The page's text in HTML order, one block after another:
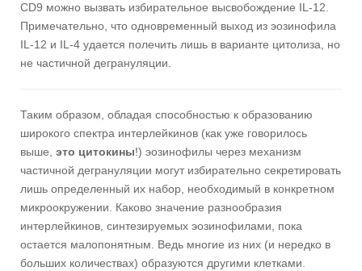
CD9 можно вызвать избирательное высвобождение IL-12.
Примечательно, что одновременный выход из эозинофила
IL-12 и IL-4 удается полечить лишь в варианте цитолиза, но
не частичной дегрануляции.
Таким образом, обладая способностью к образованию
широкого спектра интерлейкинов (как уже говорилось
выше, это цитокины!) эозинофилы через механизм
частичной дегрануляции могут избирательно секретировать
лишь определенный их набор, необходимый в конкретном
микроокружении. Каково значение разнообразия
интерлейкинов, синтезируемых эозинофилами, пока
остается малопонятным. Ведь многие из них (и нередко в
больших количествах) образуются другими клетками.